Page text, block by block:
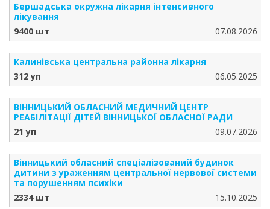
Бершадська окружна лікарня інтенсивного
лікування
9400 шт
07.08.2026
Калинівська центральна районна лікарня
312 уп
06.05.2025
ВІННИЦЬКИЙ ОБЛАСНИЙ МЕДИЧНИЙ ЦЕНТР
РЕАБІЛІТАЦІЇ ДІТЕЙ ВІННИЦЬКОЇ ОБЛАСНОЇ РАДИ
21 уп
09.07.2026
Вінницький обласний спеціалізований будинок
дитини з ураженням центральної нервової системи
та порушенням психіки
2334 шт
15.10.2025